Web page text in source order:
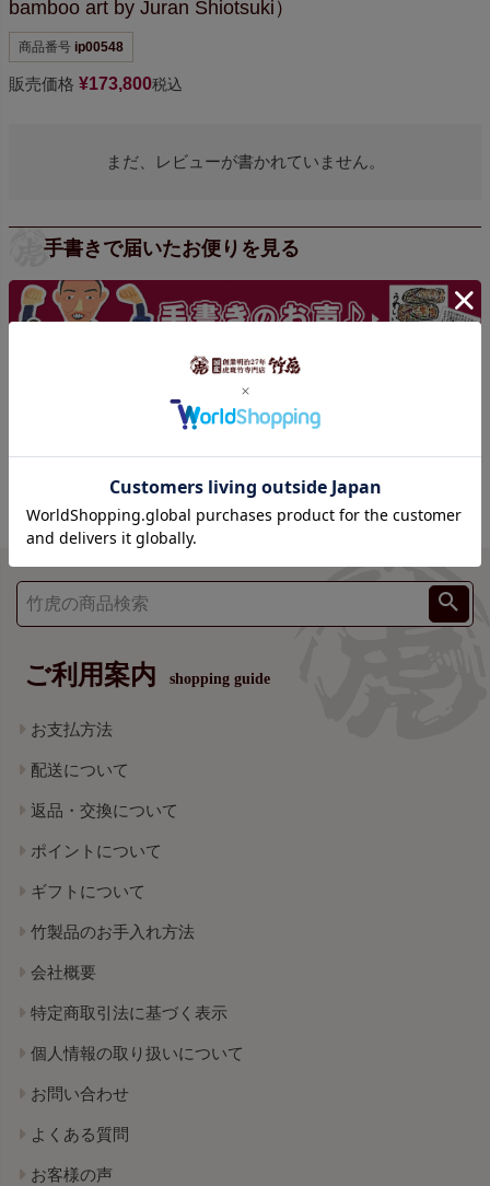
bamboo art by Juran Shiotsuki）
商品番号 ip00548
販売価格 ¥173,800税込
まだ、レビューが書かれていません。
手書きで届いたお便りを見る
手書きの声をもっと見る >>>
ご利用案内 shopping guide
お支払方法
配送について
返品・交換について
ポイントについて
ギフトについて
竹製品のお手入れ方法
会社概要
特定商取引法に基づく表示
個人情報の取り扱いについて
お問い合わせ
よくある質問
お客様の声